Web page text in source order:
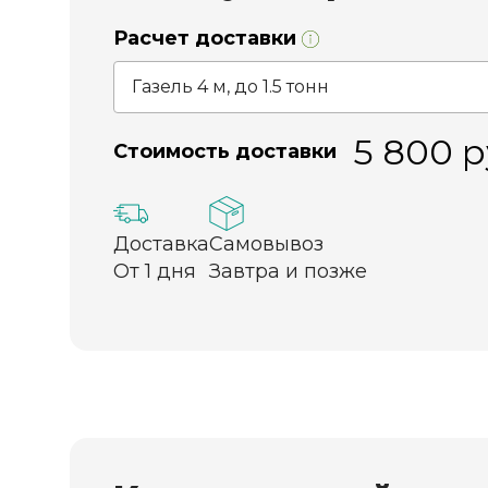
Расчет доставки
Стоимость доставки 5 800
Доставка
От 1 дня
Самовывоз
Завтра и позже